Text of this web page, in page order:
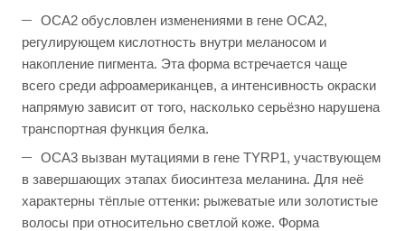
OCA2 обусловлен изменениями в гене OCA2,
регулирующем кислотность внутри меланосом и
накопление пигмента. Эта форма встречается чаще
всего среди афроамериканцев, а интенсивность окраски
напрямую зависит от того, насколько серьёзно нарушена
транспортная функция белка.
OCA3 вызван мутациями в гене TYRP1, участвующем
в завершающих этапах биосинтеза меланина. Для неё
характерны тёплые оттенки: рыжеватые или золотистые
волосы при относительно светлой коже. Форма